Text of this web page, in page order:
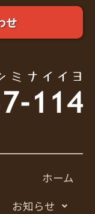
せ
ホーム
お知らせ